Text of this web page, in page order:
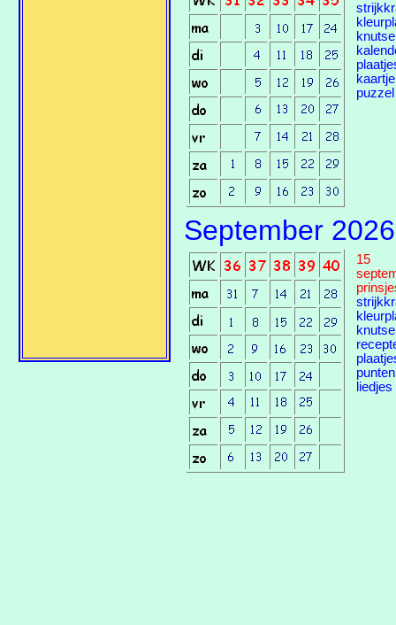
kaartje
puzzel
September 2026
15
punten
liedjes